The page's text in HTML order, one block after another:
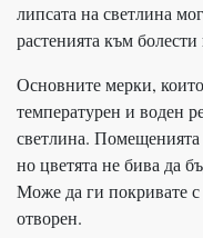
липсата на светлина
растенията към
Основните мерки, които
температурен и воден
светлина. Помещенията
но цветята не бива да
Може да ги покривате с
отворен.